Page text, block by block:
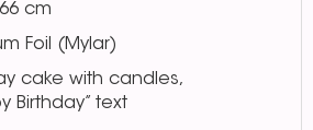
cm
Foil (Mylar)
cake with candles,
Birthday” text